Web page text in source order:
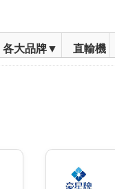
各大品牌▼ 直輸機